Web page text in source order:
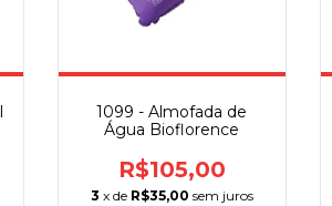
1099 - Almofada de
Água Bioflorence
R$105,00
3 x de R$35,00 sem juros